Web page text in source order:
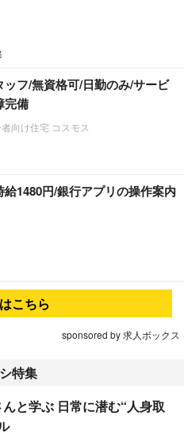
ッフ/無資格可/日勤のみ/サービ
完備
向け住宅 コスモス
1480円/銀行アプリの操作案内
こちら
sponsored by 求人ボックス
特集
と学ぶ 日常に潜む“人身取